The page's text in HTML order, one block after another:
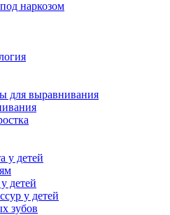
наркозом
для выравнивания
у детей
детей
у детей
зубов